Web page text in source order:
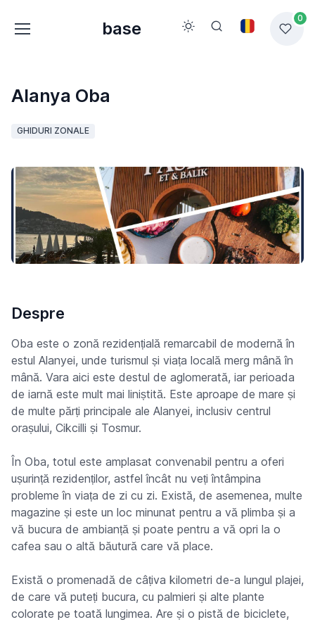
base
0
Alanya Oba
GHIDURI ZONALE
Despre
Oba este o zonă rezidențială remarcabil de modernă în
estul Alanyei, unde turismul și viața locală merg mână în
mână. Vara aici este destul de aglomerată, iar perioada
de iarnă este mult mai liniștită. Este aproape de mare și
de multe părți principale ale Alanyei, inclusiv centrul
orașului, Cikcilli și Tosmur.
În Oba, totul este amplasat convenabil pentru a oferi
ușurință rezidenților, astfel încât nu veți întâmpina
probleme în viața de zi cu zi. Există, de asemenea, multe
magazine și este un loc minunat pentru a vă plimba și a
vă bucura de ambianță și poate pentru a vă opri la o
cafea sau o altă băutură care vă place.
Există o promenadă de câțiva kilometri de-a lungul plajei,
de care vă puteți bucura, cu palmieri și alte plante
colorate pe toată lungimea. Are și o pistă de biciclete,